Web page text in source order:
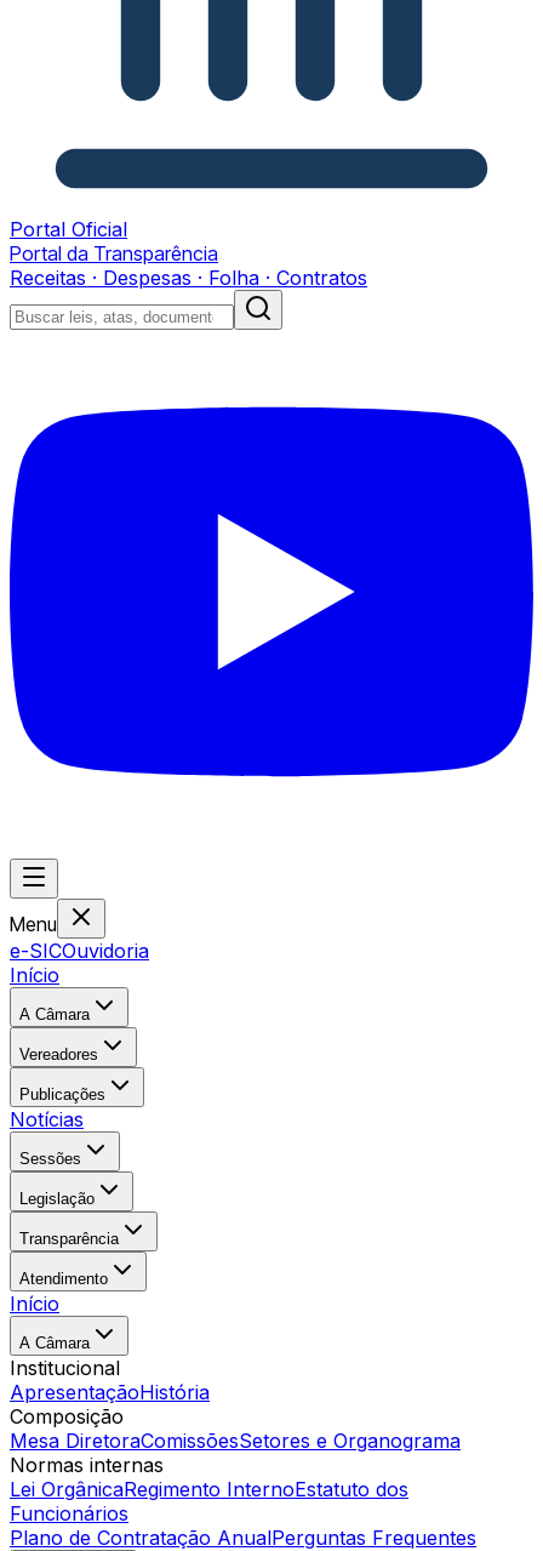
Portal Oficial
Portal da Transparência
Receitas · Despesas · Folha · Contratos
Menu
e-SICOuvidoria
Início
A Câmara
Vereadores
Publicações
Notícias
Sessões
Legislação
Transparência
Atendimento
Início
A Câmara
Institucional
ApresentaçãoHistória
Composição
Mesa DiretoraComissõesSetores e Organograma
Normas internas
Lei OrgânicaRegimento InternoEstatuto dos
Funcionários
Plano de Contratação AnualPerguntas Frequentes